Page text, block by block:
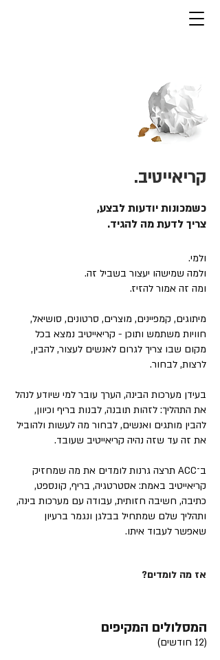
קריאייטיב.
כשמכונות יודעות לבצע,
צריך לדעת מה להגיד.
ולמי.
ולמה שמישהו יעצור בשביל זה.
ומה זה אמור להזיז.
מיתוגים, קמפיינים, מוצרים, סרטונים, סושיאל,
חוויות משתמש ותוכן - קריאייטיב נמצא בכל
מקום שבו צריך לגרום לאנשים לעצור, להבין,
לרצות, לבחור.
בעידן מערכות הבינה, הערך עובר למי שיודע לנהל
את התהליך: לזהות תובנה, לבנות בריף וכיוון,
להבין מותגים ואנשים, לבחור מה לעשות ולהוביל
את זה עד שזה נהיה קריאייטיב שעובד.
ב־ACC תרצה גרנות לומדים את מה שמחזיק
קריאייטיב באמת: אסטרטגיה, בריף, קונספט,
כתיבה, חשיבה חזותית, עבודה עם מערכות בינה,
ותהליך שלם שמתחיל בבלגן ונגמר ברעיון
שאפשר לעבוד איתו.
אז מה לומדים?
המסלולים המקיפים
(12 חודשים)